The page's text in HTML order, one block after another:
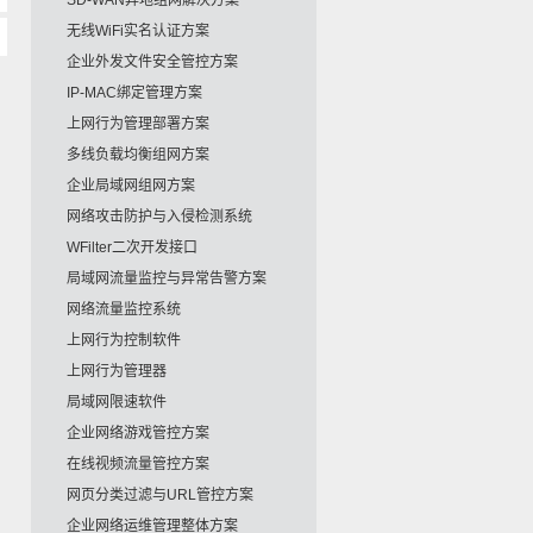
无线WiFi实名认证方案
企业外发文件安全管控方案
IP-MAC绑定管理方案
上网行为管理部署方案
多线负载均衡组网方案
企业局域网组网方案
网络攻击防护与入侵检测系统
WFilter二次开发接口
局域网流量监控与异常告警方案
网络流量监控系统
上网行为控制软件
上网行为管理器
局域网限速软件
企业网络游戏管控方案
在线视频流量管控方案
网页分类过滤与URL管控方案
企业网络运维管理整体方案